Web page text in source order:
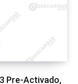
Pre-Activado,